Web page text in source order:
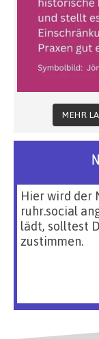
MEHR
Hier wird der
ruhr.social
lädt, solltest
zustimmen.